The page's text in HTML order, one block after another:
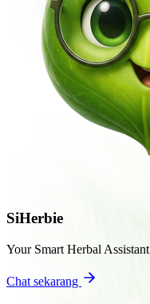
SiHerbie
Your Smart Herbal Assistant
Chat sekarang